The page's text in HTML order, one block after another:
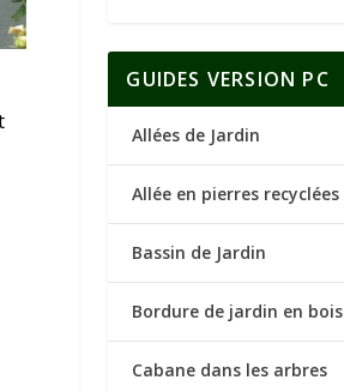
GUIDES VERSION PC
Allées de Jardin
Allée en pierres recyclées
Bassin de Jardin
Bordure de jardin en bois
Cabane dans les arbres